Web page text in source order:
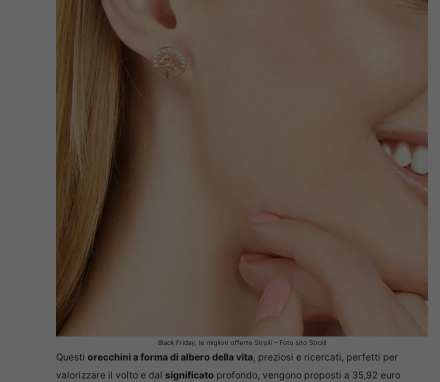
Black Friday, le migliori offerte Stroili – Foto sito Stroili
Questi orecchini a forma di albero della vita, preziosi e ricercati, perfetti per
valorizzare il volto e dal significato profondo, vengono proposti a 35,92 euro